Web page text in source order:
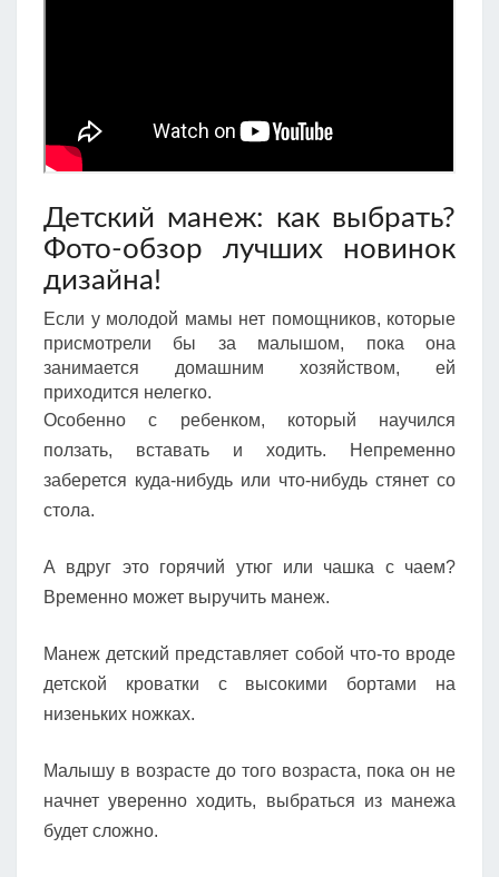
Детский манеж: как выбрать?
Фото-обзор лучших новинок
дизайна!
Если у молодой мамы нет помощников, которые
присмотрели бы за малышом, пока она
занимается домашним хозяйством, ей
приходится нелегко.
Особенно с ребенком, который научился
ползать, вставать и ходить. Непременно
заберется куда-нибудь или что-нибудь стянет со
стола.
А вдруг это горячий утюг или чашка с чаем?
Временно может выручить манеж.
Манеж детский представляет собой что-то вроде
детской кроватки с высокими бортами на
низеньких ножках.
Малышу в возрасте до того возраста, пока он не
начнет уверенно ходить, выбраться из манежа
будет сложно.